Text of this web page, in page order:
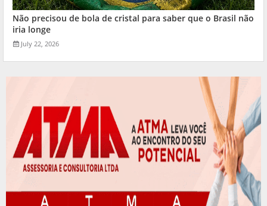
Não precisou de bola de cristal para saber que o Brasil não
iria longe
July 22, 2026